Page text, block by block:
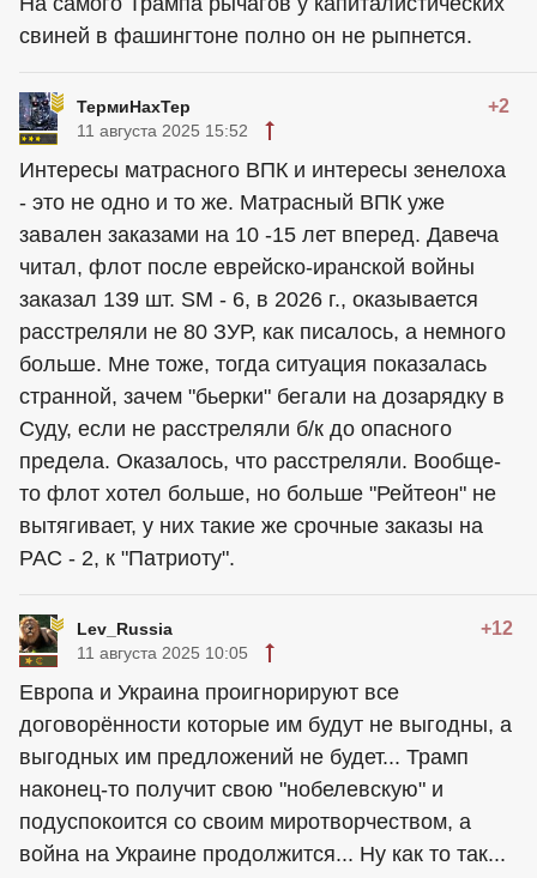
свиней в фашингтоне полно он не рыпнется.
ТермиНахТер +2
11 августа 2025 15:52
Интересы матрасного ВПК и интересы зенелоха
- это не одно и то же. Матрасный ВПК уже
завален заказами на 10 -15 лет вперед. Давеча
читал, флот после еврейско-иранской войны
заказал 139 шт. SM - 6, в 2026 г., оказывается
расстреляли не 80 ЗУР, как писалось, а немного
больше. Мне тоже, тогда ситуация показалась
странной, зачем "бьерки" бегали на дозарядку в
Суду, если не расстреляли б/к до опасного
предела. Оказалось, что расстреляли. Вообще-
то флот хотел больше, но больше "Рейтеон" не
вытягивает, у них такие же срочные заказы на
РАС - 2, к "Патриоту".
Lev_Russia +12
11 августа 2025 10:05
Европа и Украина проигнорируют все
договорённости которые им будут не выгодны, а
выгодных им предложений не будет... Трамп
наконец-то получит свою "нобелевскую" и
подуспокоится со своим миротворчеством, а
война на Украине продолжится... Ну как то так...